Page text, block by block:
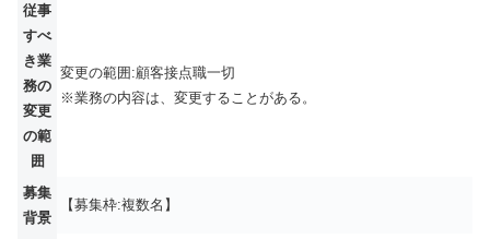
従事
すべ
き業
務の
変更
の範
囲
変更の範囲:顧客接点職一切
※業務の内容は、変更することがある。
募集
背景
【募集枠:複数名】